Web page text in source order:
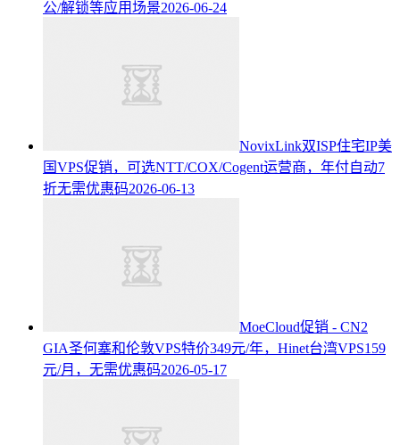
公/解锁等应用场景2026-06-24
NovixLink双ISP住宅IP美
国VPS促销，可选NTT/COX/Cogent运营商，年付自动7
折无需优惠码2026-06-13
MoeCloud促销 - CN2
GIA圣何塞和伦敦VPS特价349元/年，Hinet台湾VPS159
元/月，无需优惠码2026-05-17